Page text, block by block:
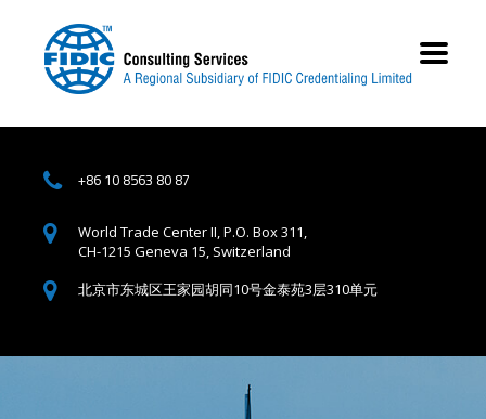
+86 10 8563 80 87
World Trade Center II, P.O. Box 311,
CH-1215 Geneva 15, Switzerland
北京市东城区王家园胡同10号金泰苑3层310单元